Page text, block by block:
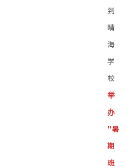
到
晴
海
学
校
举
办
"暑
期
班